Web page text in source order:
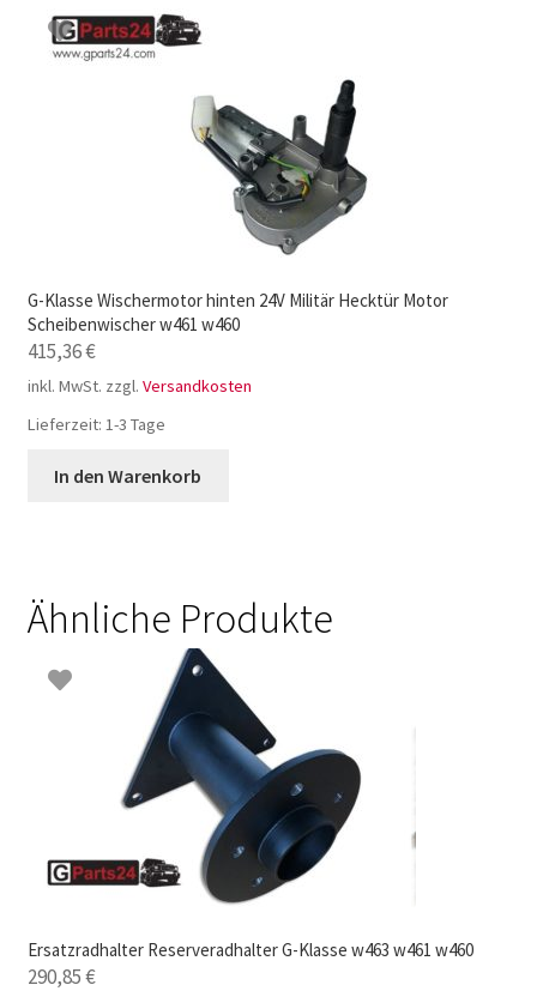
G-Klasse Wischermotor hinten 24V Militär Hecktür Motor
Scheibenwischer w461 w460
415,36€
inkl. MwSt. zzgl. Versandkosten
Lieferzeit: 1-3 Tage
In den Warenkorb
Ähnliche Produkte
Ersatzradhalter Reserveradhalter G-Klasse w463 w461 w460
290,85€